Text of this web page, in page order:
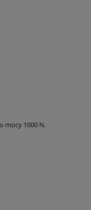
mocy 1000 N.